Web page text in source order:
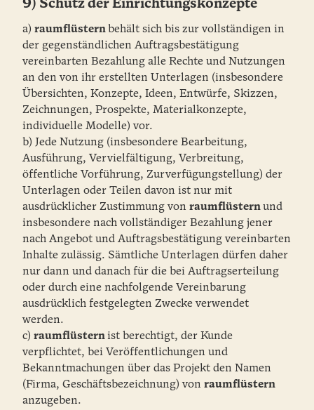
9) Schutz der Einrichtungskonzepte
a) raumflüstern behält sich bis zur vollständigen in
der gegenständlichen Auftragsbestätigung
vereinbarten Bezahlung alle Rechte und Nutzungen
an den von ihr erstellten Unterlagen (insbesondere
Übersichten, Konzepte, Ideen, Entwürfe, Skizzen,
Zeichnungen, Prospekte, Materialkonzepte,
individuelle Modelle) vor.
b) Jede Nutzung (insbesondere Bearbeitung,
Ausführung, Vervielfältigung, Verbreitung,
öffentliche Vorführung, Zurverfügungstellung) der
Unterlagen oder Teilen davon ist nur mit
ausdrücklicher Zustimmung von raumflüsternund
insbesondere nach vollständiger Bezahlung jener
nach Angebot und Auftragsbestätigung vereinbarten
Inhalte zulässig. Sämtliche Unterlagen dürfen daher
nur dann und danach für die bei Auftragserteilung
oder durch eine nachfolgende Vereinbarung
ausdrücklich festgelegten Zwecke verwendet
werden.
c) raumflüsternist berechtigt, der Kunde
verpflichtet, bei Veröffentlichungen und
Bekanntmachungen über das Projekt den Namen
(Firma, Geschäftsbezeichnung) von raumflüstern
anzugeben.